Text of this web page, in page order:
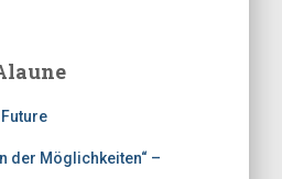
der Möglichkeiten“ –